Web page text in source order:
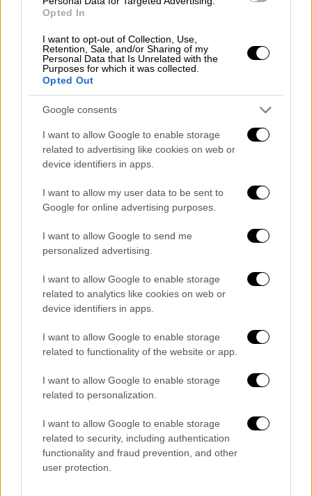
Opted In
I want to opt-out of Collection, Use,
Retention, Sale, and/or Sharing of my
Personal Data that Is Unrelated with the
Purposes for which it was collected.
Opted Out
Google consents
I want to allow Google to enable storage
related to advertising like cookies on web or
device identifiers in apps.
I want to allow my user data to be sent to
Google for online advertising purposes.
I want to allow Google to send me
personalized advertising.
I want to allow Google to enable storage
related to analytics like cookies on web or
device identifiers in apps.
I want to allow Google to enable storage
related to functionality of the website or app.
I want to allow Google to enable storage
related to personalization.
I want to allow Google to enable storage
related to security, including authentication
functionality and fraud prevention, and other
user protection.
διευθύνσεις 3 με 4 μποφόρ, που τη
βορειοανατολικούς.
Θερμοκρασία: Από 05 έως 13 βαθμούς
Κελσίου. Στη δυτική Μακεδονία θα είναι
3 με 4 βαθμούς χαμηλότερη.
ΝΗΣΙΑ ΙΟΝΙΟΥ, ΗΠΕΙΡΟΣ, ΔΥΤΙΚΗ ΣΤΕΡΕΑ,
ΔΥΤΙΚΗ ΠΕΛΟΠΟΝΝΗΣΟΣ
Καιρός: Νεφώσεις με τοπικές βροχές,
σποραδικές καταιγίδες και χιόνια στα
ορεινά. Το βράδυ στο Ιόνιο και βαθμιαία
και στις υπόλοιπες περιοχές τα
φαινόμενα θα σταματήσουν.
και στο Ιόνιο τοπικά 6 μποφόρ. Βαθμιαία
θα στραφούν σε δυτικούς
ενισχυθούν στο Ιόνιο τοπικά έως 7
μποφόρ.
Θερμοκρασία: Από 09 έως 16 βαθμούς
Κελσίου. Στο εσωτερικό της Ηπείρου 3
ΘΕΣΣΑΛΙΑ, ΑΝΑΤΟΛΙΚΗ ΣΤΕΡΕΑ,
ΑΝΑΤΟΛΙΚΗ ΠΕΛΟΠΟΝΝΗΣΟΣ